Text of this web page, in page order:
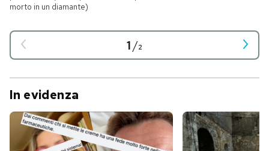
morto in un diamante)
1/2
In evidenza